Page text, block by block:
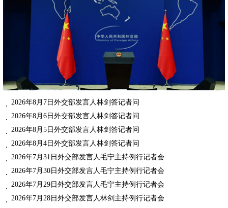
2026年8月7日外交部发言人林剑答记者问
2026年8月6日外交部发言人林剑答记者问
2026年8月5日外交部发言人林剑答记者问
2026年8月4日外交部发言人林剑答记者问
2026年7月31日外交部发言人毛宁主持例行记者会
2026年7月30日外交部发言人毛宁主持例行记者会
2026年7月29日外交部发言人毛宁主持例行记者会
2026年7月28日外交部发言人林剑主持例行记者会